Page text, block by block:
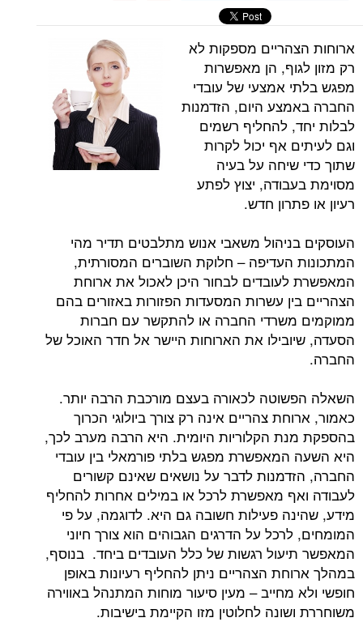
מספקות לא
הן מאפשרות
אמצעי של עובדי
היום, הזדמנות
להחליף רשמים
אף יכול לקרות
על בעיה
יצוץ לפתע
חדש.
משאבי אנוש מתלבטים תדיר מהי
העדיפה – חלוקת השוברים המסורתית,
לבחור היכן לאכול את ארוחת
עשרות המסעדות הפזורות באזורים בהם
החברה או להתקשר עם חברות
את הארוחות היישר אל חדר האוכל של
לכאורה בעצם מורכבת הרבה יותר.
צהריים אינה רק צורך ביולוגי הכרוך
הקלוריות היומית. היא הרבה מערב לכך,
מפגש בלתי פורמאלי בין עובדי
לדבר על נושאים שאינם קשורים
מאפשרת לרכל או במילים אחרות להחליף
פעילות חשובה גם היא. לדוגמה, על פי
על הדרגים הגבוהים הוא צורך חיוני
רגשות של כלל העובדים ביחד. בנוסף,
הצהריים ניתן להחליף רעיונות באופן
מחייב – מעין סיעור מוחות המתנהל באווירה
לחלוטין מזו הקיימת בישיבות.